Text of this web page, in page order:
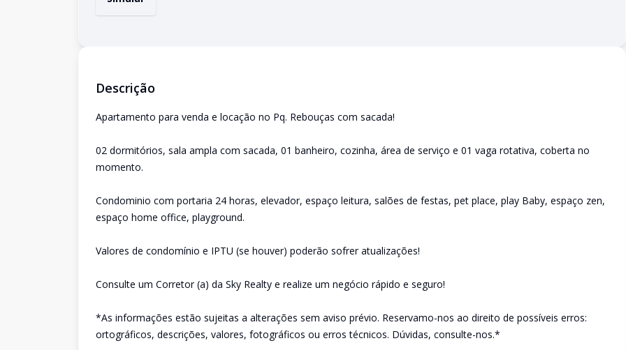
Descrição
Apartamento para venda e locação no Pq. Rebouças com sacada!
02 dormitórios, sala ampla com sacada, 01 banheiro, cozinha, área de serviço e 01 vaga rotativa, coberta no
momento.
Condominio com portaria 24 horas, elevador, espaço leitura, salões de festas, pet place, play Baby, espaço zen,
espaço home office, playground.
Valores de condomínio e IPTU (se houver) poderão sofrer atualizações!
Consulte um Corretor (a) da Sky Realty e realize um negócio rápido e seguro!
*As informações estão sujeitas a alterações sem aviso prévio. Reservamo-nos ao direito de possíveis erros:
ortográficos, descrições, valores, fotográficos ou erros técnicos. Dúvidas, consulte-nos.*